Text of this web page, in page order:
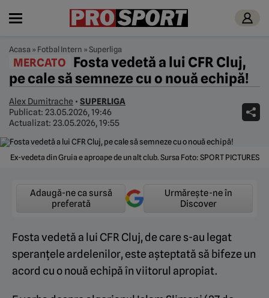
Acasa » Fotbal Intern »Superliga
MERCATO
Fosta vedetă a lui CFR Cluj,
pe cale să semneze cu o nouă echipă!
Alex Dumitrache • SUPERLIGA
Publicat: 23.05.2026, 19:46
Actualizat: 23.05.2026, 19:55
Ex-vedeta din Gruia e aproape de un alt club. Sursa Foto: SPORT PICTURES
Adaugă-ne ca sursă
preferată
Urmărește-ne în
Discover
Fosta vedetă a lui CFR Cluj, de care s-au legat
speranțele ardelenilor, este așteptată să bifeze un
acord cu o nouă echipă în viitorul apropiat.